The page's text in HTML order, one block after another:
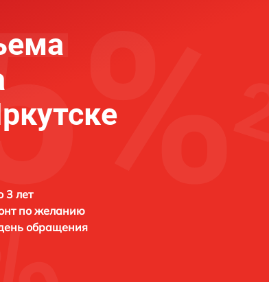
3 лет
по желанию
обращения